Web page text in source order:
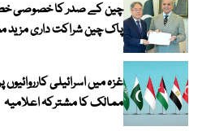
چین کے صدر کا خصوصی خط
پاک چین شراکت داری مزید
ممالک کا مشترکہ اعلامیہ